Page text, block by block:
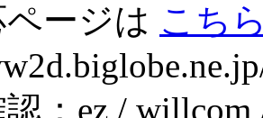
ージは こち
認：ez /